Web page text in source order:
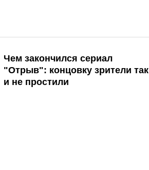
Чем закончился сериал
"Отрыв": концовку зрители так
и не простили